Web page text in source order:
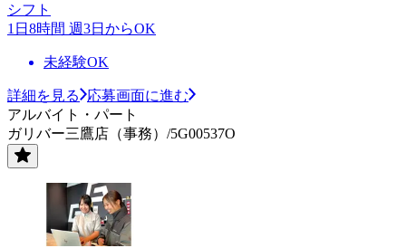
シフト
1日8時間 週3日からOK
未経験OK
詳細を見る
応募画面に進む
アルバイト・パート
ガリバー三鷹店（事務）/5G00537O